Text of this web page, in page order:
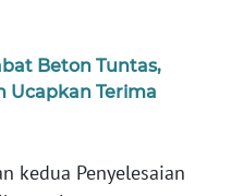
Beton Tuntas,
Ucapkan Terima
kedua Penyelesaian